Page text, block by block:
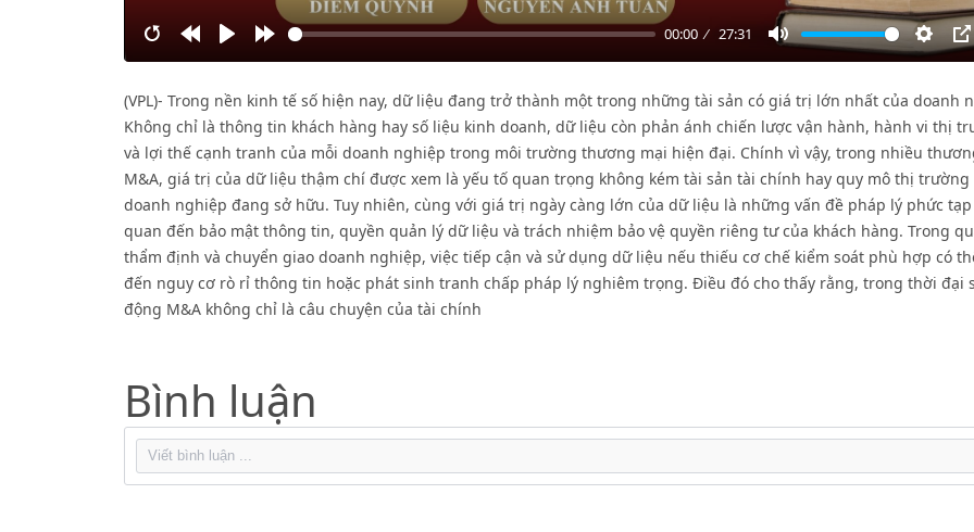
00:00 27:31
Settings
(VPL)- Trong nền kinh tế số hiện nay, dữ liệu đang trở thành một trong những tài sản có giá trị lớn nhất của doanh
Không chỉ là thông tin khách hàng hay số liệu kinh doanh, dữ liệu còn phản ánh chiến lược vận hành, hành vi thị
và lợi thế cạnh tranh của mỗi doanh nghiệp trong môi trường thương mại hiện đại. Chính vì vậy, trong nhiều
M&A, giá trị của dữ liệu thậm chí được xem là yếu tố quan trọng không kém tài sản tài chính hay quy mô thị trường
doanh nghiệp đang sở hữu. Tuy nhiên, cùng với giá trị ngày càng lớn của dữ liệu là những vấn đề pháp lý phức
quan đến bảo mật thông tin, quyền quản lý dữ liệu và trách nhiệm bảo vệ quyền riêng tư của khách hàng. Trong
thẩm định và chuyển giao doanh nghiệp, việc tiếp cận và sử dụng dữ liệu nếu thiếu cơ chế kiểm soát phù hợp có
đến nguy cơ rò rỉ thông tin hoặc phát sinh tranh chấp pháp lý nghiêm trọng. Điều đó cho thấy rằng, trong thời đại
động M&A không chỉ là câu chuyện của tài chính
Bình luận